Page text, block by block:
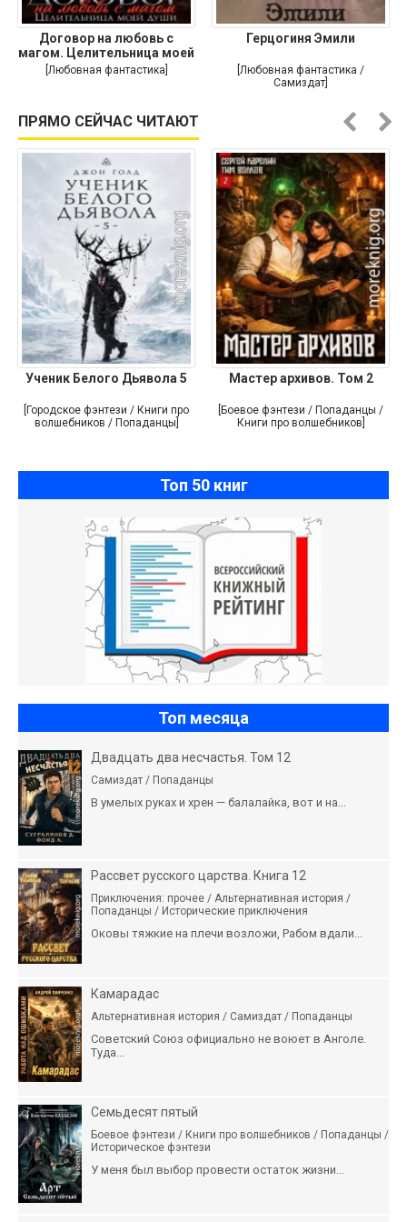
Договор на любовь с
магом. Целительница моей
души
[Любовная фантастика]
Герцогиня Эмили
[Любовная фантастика /
Самиздат]
ПРЯМО СЕЙЧАС ЧИТАЮТ
Ученик Белого Дьявола 5
[Городское фэнтези / Книги про
волшебников / Попаданцы]
Мастер архивов. Том 2
[Боевое фэнтези / Попаданцы /
Книги про волшебников]
Топ 50 книг
Топ месяца
Двадцать два несчастья. Том 12
Самиздат / Попаданцы
В умелых руках и хрен — балалайка, вот и на...
Рассвет русского царства. Книга 12
Приключения: прочее / Альтернативная история /
Попаданцы / Исторические приключения
Оковы тяжкие на плечи возложи, Рабом вдали...
Камарадас
Альтернативная история / Самиздат / Попаданцы
Советский Союз официально не воюет в Анголе.
Туда...
Семьдесят пятый
Боевое фэнтези / Книги про волшебников / Попаданцы /
Историческое фэнтези
У меня был выбор провести остаток жизни...